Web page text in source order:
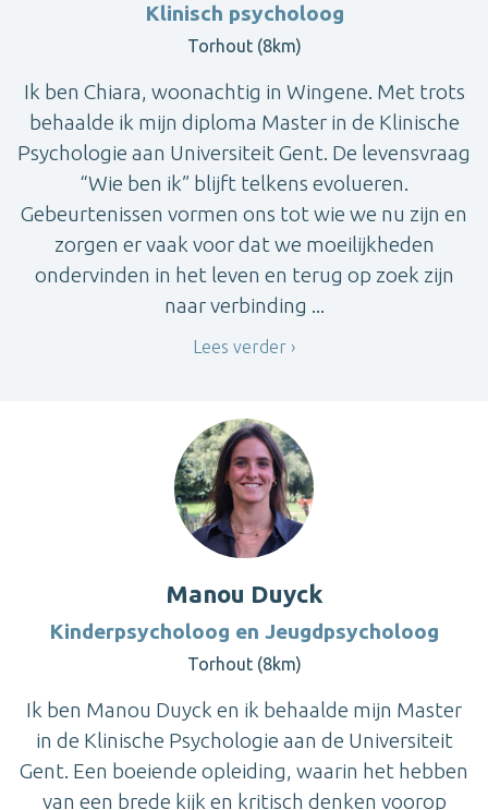
Klinisch psycholoog
Torhout (8km)
Ik ben Chiara, woonachtig in Wingene. Met trots
behaalde ik mijn diploma Master in de Klinische
Psychologie aan Universiteit Gent. De levensvraag
“Wie ben ik” blijft telkens evolueren.
Gebeurtenissen vormen ons tot wie we nu zijn en
zorgen er vaak voor dat we moeilijkheden
ondervinden in het leven en terug op zoek zijn
naar verbinding ...
Lees verder
Manou Duyck
Kinderpsycholoog en Jeugdpsycholoog
Torhout (8km)
Ik ben Manou Duyck en ik behaalde mijn Master
in de Klinische Psychologie aan de Universiteit
Gent. Een boeiende opleiding, waarin het hebben
van een brede kijk en kritisch denken voorop